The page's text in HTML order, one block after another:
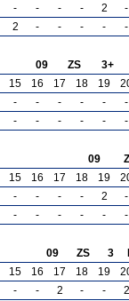
- - - - 2
-
2 - - - - -
09 ZS
3+
15 16 17 18 19
- - - - -
-
- - - - - -
09
15 16 17 18 19
- - - - 2
-
- - - - - -
09 ZS 3
15 16 17 18 19
- - 2 - -
2